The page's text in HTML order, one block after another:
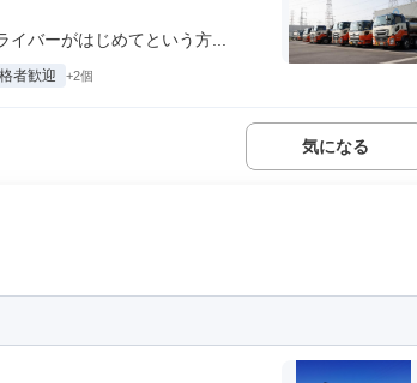
バーがはじめてという方...
者歓迎 +2個
気になる